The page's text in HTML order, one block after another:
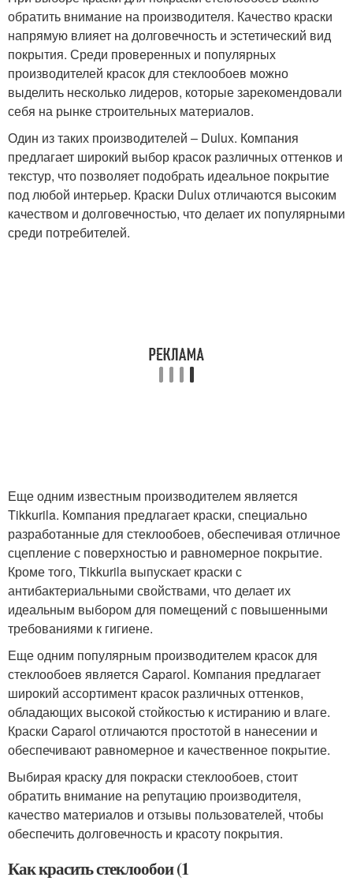
обратить внимание на производителя. Качество краски
напрямую влияет на долговечность и эстетический вид
покрытия. Среди проверенных и популярных
производителей красок для стеклообоев можно
выделить несколько лидеров, которые зарекомендовали
себя на рынке строительных материалов.
Один из таких производителей – Dulux. Компания
предлагает широкий выбор красок различных оттенков и
текстур, что позволяет подобрать идеальное покрытие
под любой интерьер. Краски Dulux отличаются высоким
качеством и долговечностью, что делает их популярными
среди потребителей.
Еще одним известным производителем является
Tikkurila. Компания предлагает краски, специально
разработанные для стеклообоев, обеспечивая отличное
сцепление с поверхностью и равномерное покрытие.
Кроме того, Tikkurila выпускает краски с
антибактериальными свойствами, что делает их
идеальным выбором для помещений с повышенными
требованиями к гигиене.
Еще одним популярным производителем красок для
стеклообоев является Caparol. Компания предлагает
широкий ассортимент красок различных оттенков,
обладающих высокой стойкостью к истиранию и влаге.
Краски Caparol отличаются простотой в нанесении и
обеспечивают равномерное и качественное покрытие.
Выбирая краску для покраски стеклообоев, стоит
обратить внимание на репутацию производителя,
качество материалов и отзывы пользователей, чтобы
обеспечить долговечность и красоту покрытия.
Как красить стеклообои (1